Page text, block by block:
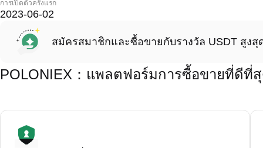
การเปิดตัวครั้งแรก
2023-06-02
สมัครสมาชิกและซื้อขายกับรางวัล USDT สูงสุ
POLONIEX：แพลตฟอร์มการซื้อขายที่ดีที่สุ